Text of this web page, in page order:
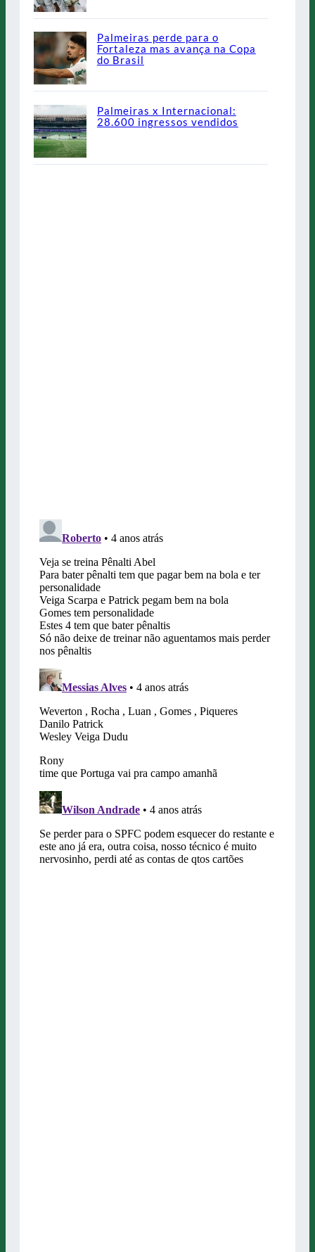
Palmeiras perde para o
Fortaleza mas avança na Copa
do Brasil
Palmeiras x Internacional:
28.600 ingressos vendidos